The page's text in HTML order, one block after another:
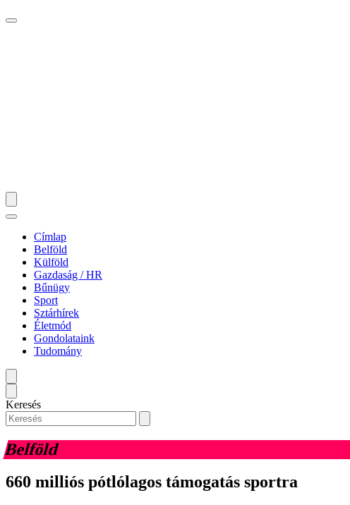
Címlap
Belföld
Külföld
Gazdaság / HR
Bűnügy
Sport
Sztárhírek
Életmód
Gondolataink
Tudomány
Keresés
Belföld
660 milliós pótlólagos támogatás sportra